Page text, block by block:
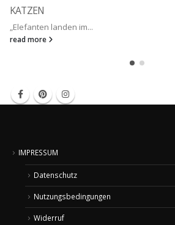
KATZEN
„Elefanten landen im...
read more
IMPRESSUM
Datenschutz
Nutzungsbedingungen
Widerruf